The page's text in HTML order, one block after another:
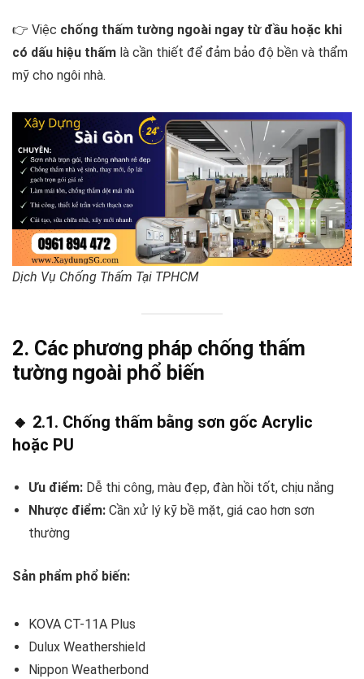
👉 Việc chống thấm tường ngoài ngay từ đầu hoặc khi
có dấu hiệu thấm là cần thiết để đảm bảo độ bền và thẩm
mỹ cho ngôi nhà.
Dịch Vụ Chống Thấm Tại TPHCM
2. Các phương pháp chống thấm
tường ngoài phổ biến
🔸 2.1. Chống thấm bằng sơn gốc Acrylic
hoặc PU
Ưu điểm: Dễ thi công, màu đẹp, đàn hồi tốt, chịu nắng
Nhược điểm: Cần xử lý kỹ bề mặt, giá cao hơn sơn
thường
Sản phẩm phổ biến:
KOVA CT-11A Plus
Dulux Weathershield
Nippon Weatherbond